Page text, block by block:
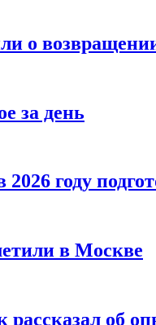
о
за день
году
в Москве
об